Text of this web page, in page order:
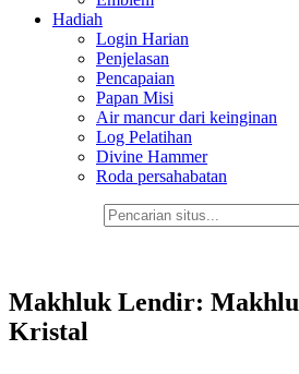
Hadiah
Login Harian
Penjelasan
Pencapaian
Papan Misi
Air mancur dari keinginan
Log Pelatihan
Divine Hammer
Roda persahabatan
Makhluk Lendir:
Kristal